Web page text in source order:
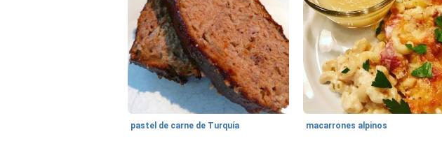
pastel de carne de Turquía macarrones alpinos